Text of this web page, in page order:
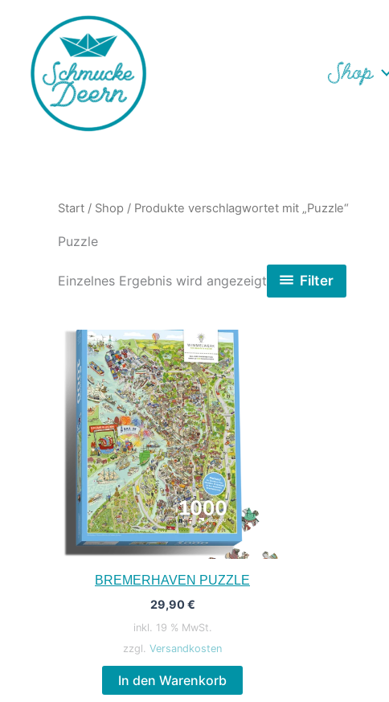
springen
Shop
Start / Shop / Produkte verschlagwortet mit „Puzzle“
Puzzle
Einzelnes Ergebnis wird angezeigt Filter
BREMERHAVEN PUZZLE
29,90€
inkl. 19 % MwSt.
zzgl. Versandkosten
In den Warenkorb